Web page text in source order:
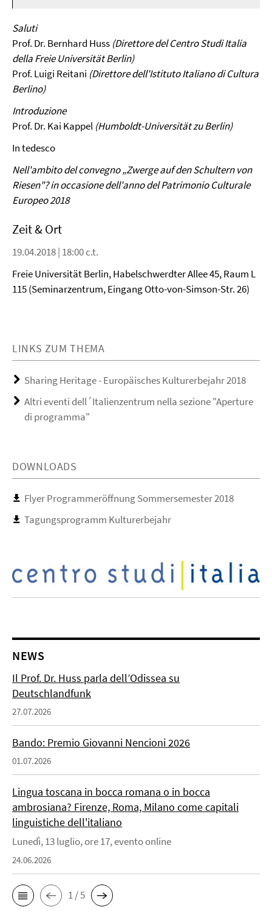
Saluti
Prof. Dr. Bernhard Huss (Direttore del Centro Studi Italia
della Freie Universität Berlin)
Prof. Luigi Reitani (Direttore dell'Istituto Italiano di Cultura
Berlino)
Introduzione
Prof. Dr. Kai Kappel (Humboldt-Universität zu Berlin)
In tedesco
Nell'ambito del convegno „Zwerge auf den Schultern von
Riesen"? in occasione dell'anno del Patrimonio Culturale
Europeo 2018
Zeit & Ort
19.04.2018 | 18:00 c.t.
Freie Universität Berlin, Habelschwerdter Allee 45, Raum L
115 (Seminarzentrum, Eingang Otto-von-Simson-Str. 26)
LINKS ZUM THEMA
Sharing Heritage - Europäisches Kulturerbejahr 2018
Altri eventi dell´Italienzentrum nella sezione "Aperture
di programma"
DOWNLOADS
Flyer Programmeröffnung Sommersemester 2018
Tagungsprogramm Kulturerbejahr
NEWS
Il Prof. Dr. Huss parla dell’Odissea su
Deutschlandfunk
27.07.2026
Bando: Premio Giovanni Nencioni 2026
01.07.2026
Lingua toscana in bocca romana o in bocca
ambrosiana? Firenze, Roma, Milano come capitali
linguistiche dell'italiano
Lunedì, 13 luglio, ore 17, evento online
24.06.2026
1 / 5